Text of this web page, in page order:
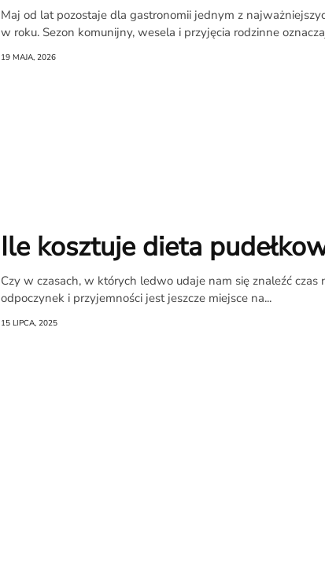
Newsletter
RR.pl
Maj od lat pozostaje dla gastronomii jednym z
w roku. Sezon komunijny, wesela i przyjęcia rodzinne
19 MAJA, 2026
Ile kosztuje dieta
Czy w czasach, w których ledwo udaje nam się znaleźć czas
odpoczynek i przyjemności jest jeszcze miejsce na...
15 LIPCA, 2025